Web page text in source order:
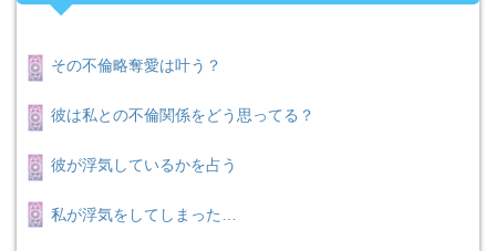
その不倫略奪愛は叶う？
彼は私との不倫関係をどう思ってる？
彼が浮気しているかを占う
私が浮気をしてしまった…